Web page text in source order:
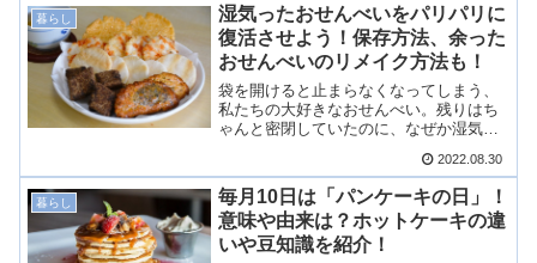
す！
暮らし
湿気ったおせんべいをパリパリに
復活させよう！保存方法、余った
おせんべいのリメイク方法も！
袋を開けると止まらなくなってしまう、
私たちの大好きなおせんべい。残りはち
ゃんと密閉していたのに、なぜか湿気っ
とってありますよね・・・。そこで今回
は、湿気ったおせんべいの復活方法か
ら、おすすめの保存方法、残ったおせん
べいのアレンジ方法もご紹介します！
2022.08.30
暮らし
毎月10日は「パンケーキの日」！
意味や由来は？ホットケーキの違
いや豆知識を紹介！